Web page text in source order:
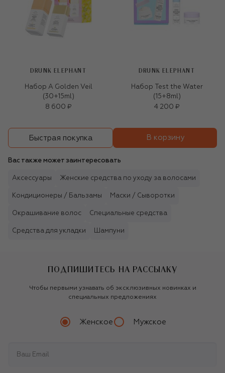
DRUNK ELEPHANT
Набор A Golden Veil
(30+15ml)
8 600 ₽
DRUNK ELEPHANT
Набор Test the Water
(15+8ml)
4 200 ₽
Быстрая покупка В корзину
Вас также может заинтересовать
Аксессуары Женские средства по уходу за волосами
Кондиционеры / Бальзамы Маски / Сыворотки
Окрашивание волос Специальные средства
Средства для укладки Шампуни
ПОДПИШИТЕСЬ НА РАССЫЛКУ
Чтобы первыми узнавать об эксклюзивных новинках и
специальных предложениях
Женское Мужское